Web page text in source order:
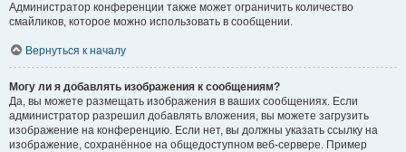
Администратор конференции также может ограничить количество
смайликов, которое можно использовать в сообщении.
Вернуться к началу
Могу ли я добавлять изображения к сообщениям?
Да, вы можете размещать изображения в ваших сообщениях. Если
администратор разрешил добавлять вложения, вы можете загрузить
изображение на конференцию. Если нет, вы должны указать ссылку на
изображение, сохранённое на общедоступном веб-сервере. Пример